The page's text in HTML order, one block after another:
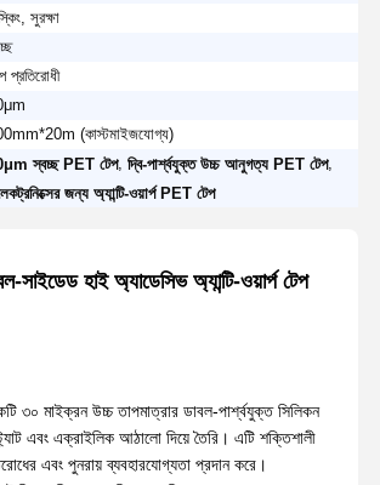
সুরক্ষা
প্রতিরোধী
(কাস্টমাইজযোগ্য)
স্বচ্ছ PET টেপ,দ্বি-পার্শ্বযুক্ত উচ্চ আনুগত্য PET টেপ,
জন্য অ্যান্টি-ওয়ার্প PET টেপ
সাইডেড হাই অ্যাডেসিভ অ্যান্টি-ওয়ার্প টেপ
৩০ মাইক্রন উচ্চ তাপমাত্রার ডাবল-পার্শ্বযুক্ত সিলিকন
এবং এক্রাইলিক আঠালো দিয়ে তৈরি। এটি শক্তিশালী
এবং পুনরায় ব্যবহারযোগ্যতা প্রদান করে।